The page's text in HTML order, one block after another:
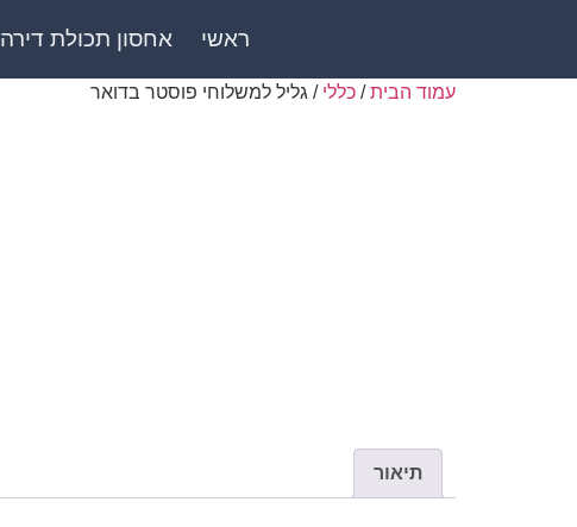
ראשי אחסון תכולת דירה
עמוד הבית/ כללי / גליל למשלוחי פוסטר בדואר
תיאור